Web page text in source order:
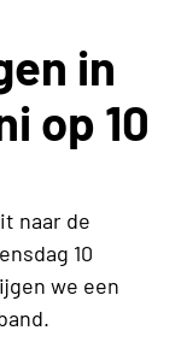
in
op 10
naar de
10
we een